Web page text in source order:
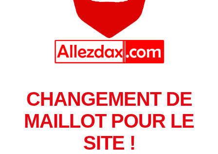
CHANGEMENT DE
MAILLOT POUR LE
SITE !